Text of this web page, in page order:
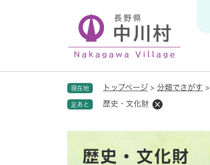
く
現在地 トップページ > 分類でさがす >
足あと 歴史・文化財
歴史・文化財